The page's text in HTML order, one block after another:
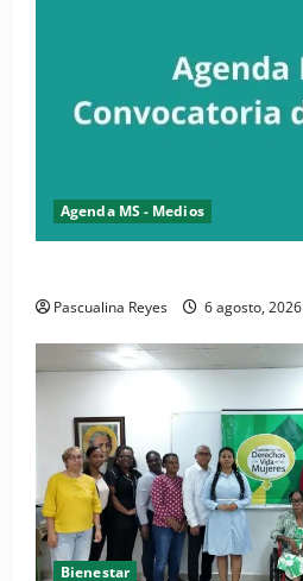
Agenda MS - Medios
Pascualina Reyes 6 agosto, 2026
Bienestar